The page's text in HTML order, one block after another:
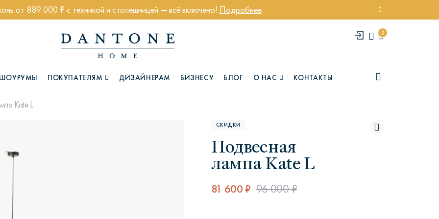
от 889 000 ₽ с техникой и столешницей — всё включено! Подробнее
0
ШОУРУМЫ ПОКУПАТЕЛЯМ ДИЗАЙНЕРАМ БИЗНЕСУ БЛОГ О НАС КОНТАКТЫ
Kate L
СКИДКИ
Подвесная
лампа Kate L
81 600 ₽ 96 000 ₽